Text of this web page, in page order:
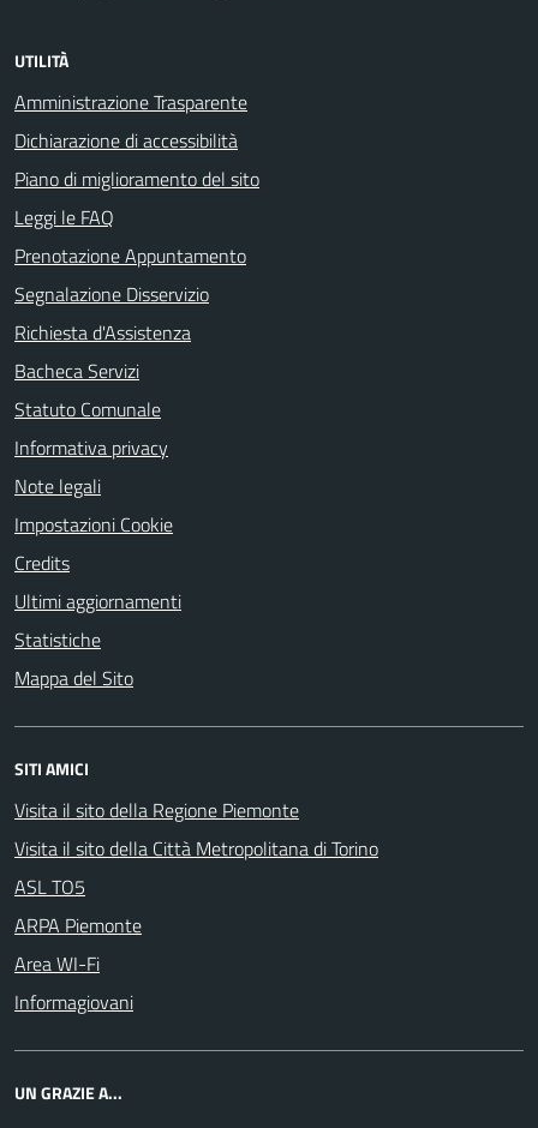
UTILITÀ
Amministrazione Trasparente
Dichiarazione di accessibilità
Piano di miglioramento del sito
Leggi le FAQ
Prenotazione Appuntamento
Segnalazione Disservizio
Richiesta d'Assistenza
Bacheca Servizi
Statuto Comunale
Informativa privacy
Note legali
Impostazioni Cookie
Credits
Ultimi aggiornamenti
Statistiche
Mappa del Sito
SITI AMICI
Visita il sito della Regione Piemonte
Visita il sito della Città Metropolitana di Torino
ASL TO5
ARPA Piemonte
Area WI-Fi
Informagiovani
UN GRAZIE A...